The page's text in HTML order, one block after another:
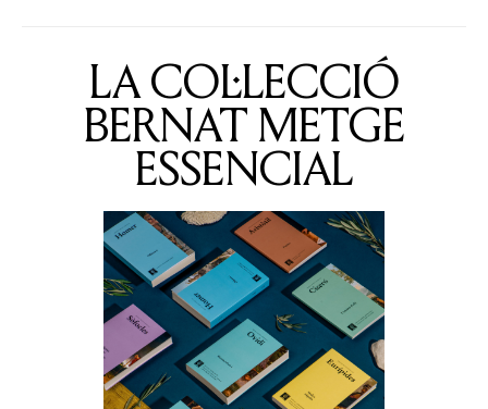
LA COL·LECCIÓ
BERNAT METGE
ESSENCIAL